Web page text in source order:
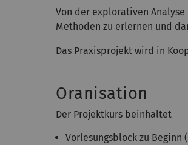
Von der explorativen
Methoden zu erlernen und
Das Praxisprojekt wird in
Oranisation
Der Projektkurs beinhaltet
Vorlesungsblock zu Beginn